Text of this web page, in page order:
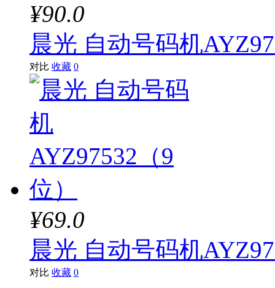
¥90.0
晨光 自动号码机
对比 收藏 0
¥69.0
晨光 自动号码机
对比 收藏 0